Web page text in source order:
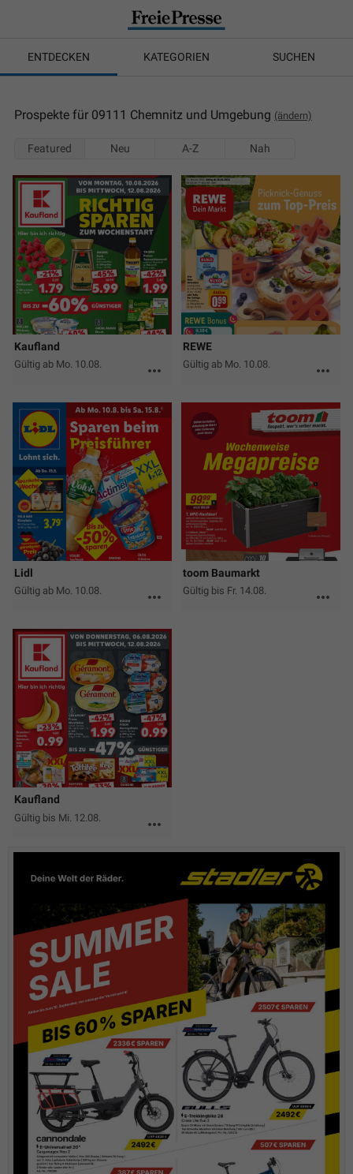
ENTDECKEN KATEGORIEN SUCHEN
Prospekte für 09111 Chemnitz und Umgebung (ändern)
Featured Neu A-Z Nah
Kaufland
Gültig ab Mo. 10.08. more_horiz
REWE
Gültig ab Mo. 10.08. more_horiz
Lidl
Gültig ab Mo. 10.08. more_horiz
toom Baumarkt
Gültig bis Fr. 14.08. more_horiz
Kaufland
Gültig bis Mi. 12.08. more_horiz